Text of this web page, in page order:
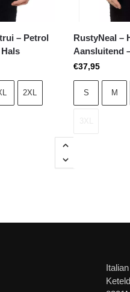
– Petrol
2XL
RustyNeal –
Aansluitend
€37,95
S M